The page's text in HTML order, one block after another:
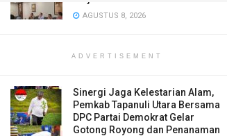
AGUSTUS 8, 2026
ADVERTISEMENT
Sinergi Jaga Kelestarian Alam,
Pemkab Tapanuli Utara Bersama
DPC Partai Demokrat Gelar
Gotong Royong dan Penanaman